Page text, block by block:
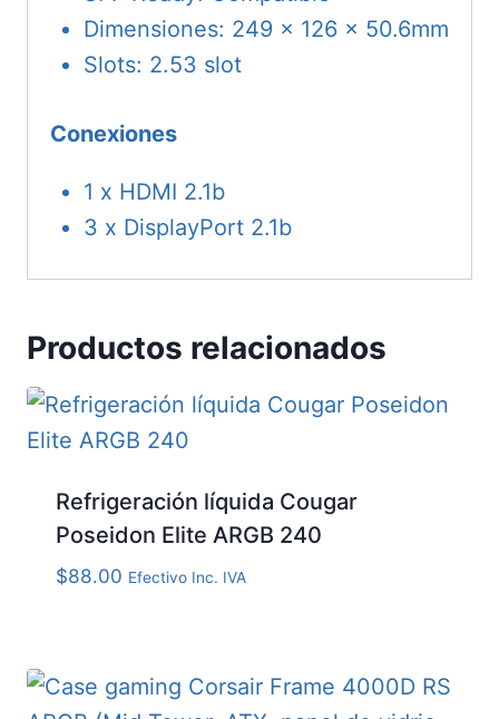
Dimensiones: 249 x 126 x 50.6mm
Slots: 2.53 slot
Conexiones
1 x HDMI 2.1b
3 x DisplayPort 2.1b
Productos relacionados
Refrigeración líquida Cougar
Poseidon Elite ARGB 240
$88.00 Efectivo Inc. IVA